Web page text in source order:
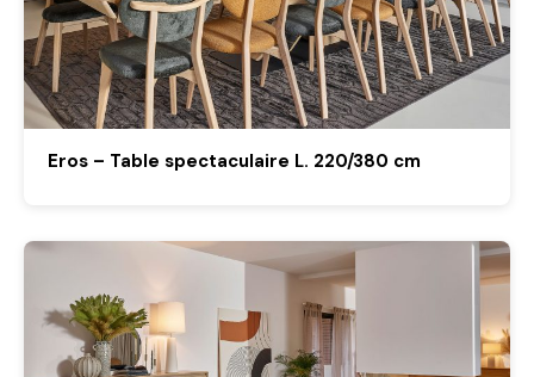
Eros – Table spectaculaire L. 220/380 cm